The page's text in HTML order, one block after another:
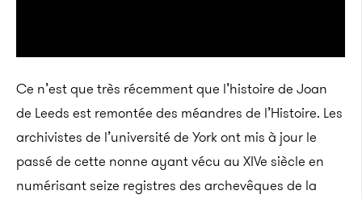
Ce n’est que très récemment que l’histoire de Joan
de Leeds est remontée des méandres de l’Histoire. Les
archivistes de l’université de York ont mis à jour le
passé de cette nonne ayant vécu au XIVe siècle en
numérisant seize registres des archevêques de la